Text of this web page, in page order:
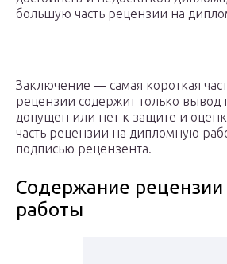
большую часть рецензии на
Заключение — самая короткая
рецензии содержит только вывод
допущен или нет к защите и
часть рецензии на дипломную
подписью рецензента.
Содержание
работы